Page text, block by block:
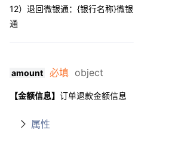
12）退回微银通：{银行名称}微银
通
amount 必填 object
【金额信息】 订单退款金额信息
属性